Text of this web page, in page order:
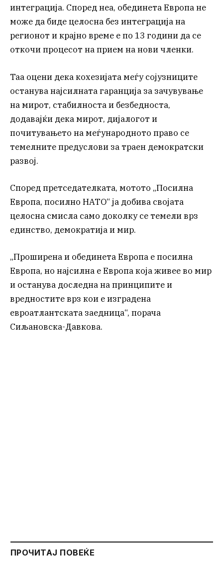
интеграција. Според неа, обединета Европа не
може да биде целосна без интеграција на
регионот и крајно време е по 13 години да се
откочи процесот на прием на нови членки.
Таа оцени дека кохезијата меѓу сојузниците
останува најсилната гаранција за зачувување
на мирот, стабилноста и безбедноста,
додавајќи дека мирот, дијалогот и
почитувањето на меѓународното право се
темелните предуслови за траен демократски
развој.
Според претседателката, мотото „Посилна
Европа, посилно НАТО“ ја добива својата
целосна смисла само доколку се темели врз
единство, демократија и мир.
„Проширена и обединета Европа е посилна
Европа, но најсилна е Европа која живее во мир
и останува доследна на принципите и
вредностите врз кои е изградена
евроатлантската заедница“, порача
Сиљановска-Давкова.
ПРОЧИТАЈ ПОВЕЌЕ